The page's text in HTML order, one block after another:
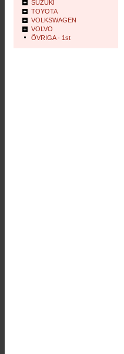
SUZUKI
TOYOTA
VOLKSWAGEN
VOLVO
ÖVRIGA - 1st